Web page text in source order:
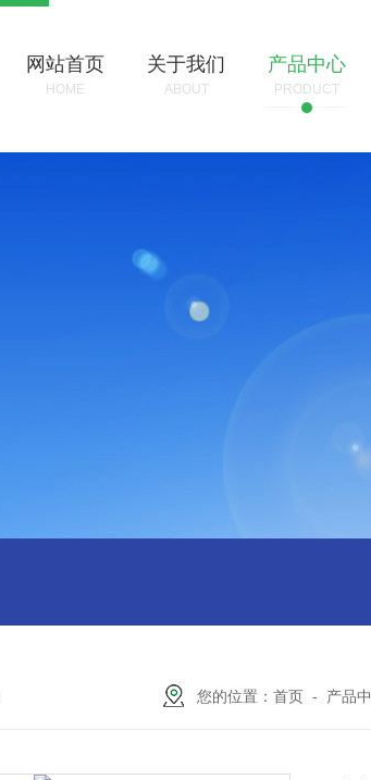
网站首页
HOME
关于我们
ABOUT
产品中心
PRODUCT
您的位置：首页 - 产品